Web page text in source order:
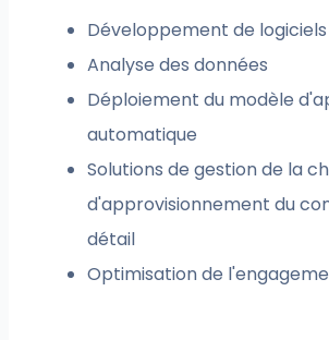
Développement de logiciels
Analyse des données
Déploiement du modèle
automatique
Solutions de gestion de la
d'approvisionnement du
détail
Optimisation de